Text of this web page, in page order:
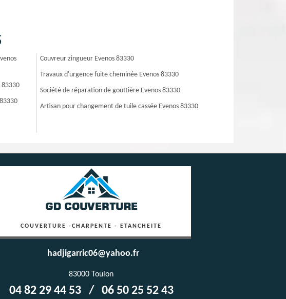
Couvreur zingueur Evenos 83330
Travaux d'urgence fuite cheminée Evenos 83330
Société de réparation de gouttière Evenos 83330
Artisan pour changement de tuile cassée Evenos 83330
COUVERTURE -CHARPENTE - ETANCHEITE
hadjigarric06@yahoo.fr
83000 Toulon
04 82 29 44 53 / 06 50 25 52 43